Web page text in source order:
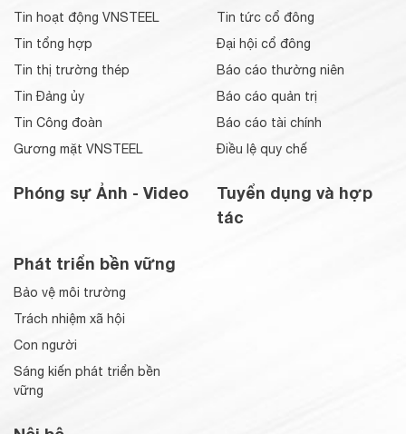
Tin hoạt động VNSTEEL
Tin tổng hợp
Tin thị trường thép
Tin Đảng ủy
Tin Công đoàn
Gương mặt VNSTEEL
Phóng sự Ảnh - Video
Tin tức cổ đông
Đại hội cổ đông
Báo cáo thường niên
Báo cáo quản trị
Báo cáo tài chính
Điều lệ quy chế
Tuyển dụng và hợp
tác
Phát triển bền vững
Bảo vệ môi trường
Trách nhiệm xã hội
Con người
Sáng kiến phát triển bền
vững